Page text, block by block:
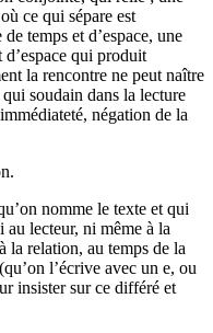
ce qui sépare est
temps et d’espace, une
qui produit
la rencontre ne peut naître
soudain dans la lecture
négation de la
nomme le texte et qui
au lecteur, ni même à la
la relation, au temps de la
l’écrive avec un e, ou
insister sur ce différé et